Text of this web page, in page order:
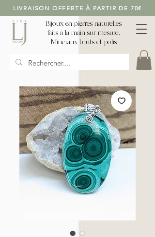
LIVRAISON OFFERTE À PARTIR DE 70€
Bijoux en pierres naturelles
faits à la main sur mesure,
Minéraux bruts et polis